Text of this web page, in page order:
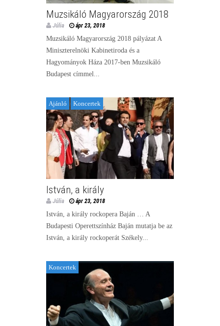
Muzsikáló Magyarország 2018
Júlia ápr 23, 2018
Muzsikáló Magyarország 2018 pályázat A
Miniszterelnöki Kabinetiroda és a
Hagyományok Háza 2017-ben Muzsikáló
Budapest címmel...
Ajánló Koncertek
István, a király
Júlia ápr 23, 2018
István, a király rockopera Baján … A
Budapesti Operettszínház Baján mutatja be az
István, a király rockoperát Székely...
Koncertek